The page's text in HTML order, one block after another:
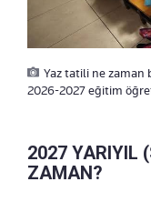
Yaz tatili ne zaman
2026-2027 eğitim
2027 YARIYIL
ZAMAN?